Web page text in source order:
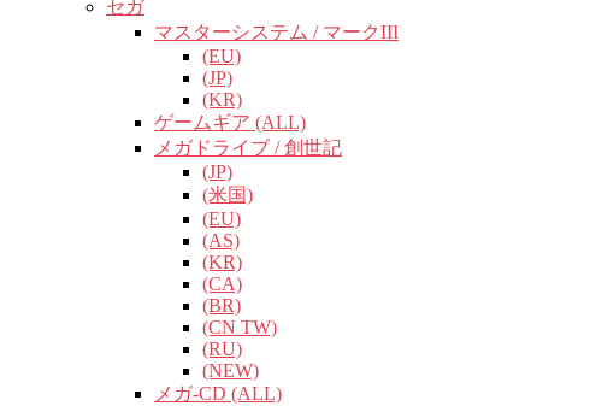
セガ
マスターシステム / マークIII
(EU)
(JP)
(KR)
ゲームギア (ALL)
メガドライブ / 創世記
(JP)
(米国)
(EU)
(AS)
(KR)
(CA)
(BR)
(CN TW)
(RU)
(NEW)
メガ-CD (ALL)